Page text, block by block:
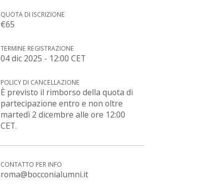
QUOTA DI ISCRIZIONE
€65
TERMINE REGISTRAZIONE
04 dic 2025 - 12:00 CET
POLICY DI CANCELLAZIONE
È previsto il rimborso della quota di
partecipazione entro e non oltre
martedì 2 dicembre alle ore 12:00
CET.
CONTATTO PER INFO
roma@bocconialumni.it